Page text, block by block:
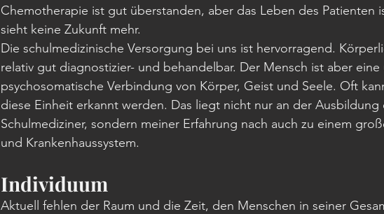
Chemotherapie ist gut überstanden, aber das Leben des Patienten
sieht keine Zukunft mehr.
Die schulmedizinische Versorgung bei uns ist hervorragend.
relativ gut diagnostizier- und behandelbar. Der Mensch ist aber eine
psychosomatische Verbindung von Körper, Geist und Seele. Oft
diese Einheit erkannt werden. Das liegt nicht nur an der
Schulmediziner, sondern meiner Erfahrung nach auch zu einem
und Krankenhaussystem.
Individuum
Aktuell fehlen der Raum und die Zeit, den Menschen in seiner